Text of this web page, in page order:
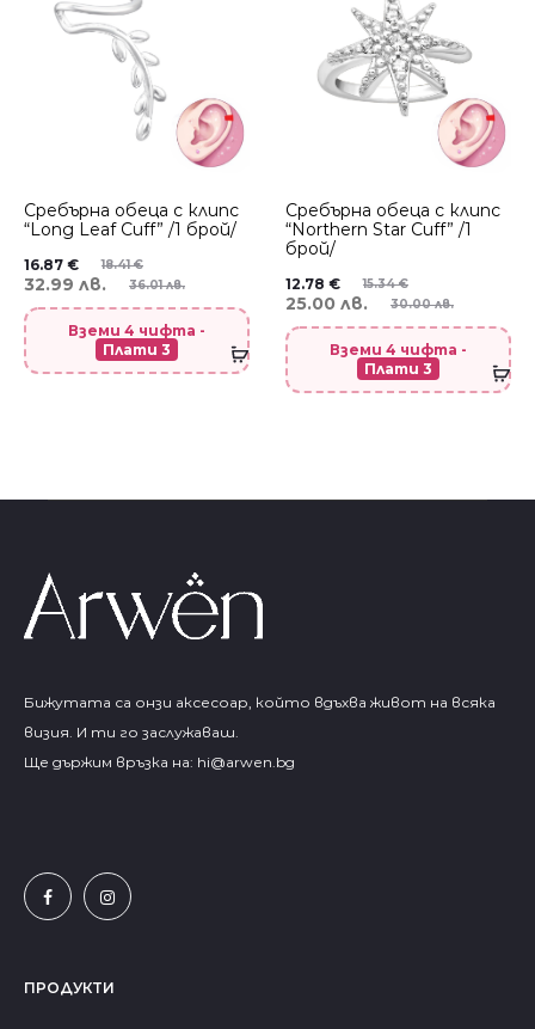
Сребърнa oбеца с клипс
“Long Leaf Cuff” /1 брой/
18.41€
16.87 €
36.01 лв.
32.99 лв.
Вземи 4 чифта -
Плати 3
Сребърнa oбеца с клипс
“Northern Star Cuff” /1
брой/
15.34€
12.78 €
30.00 лв.
25.00 лв.
Вземи 4 чифта -
Плати 3
Бижутата са онзи аксесоар, който вдъхва живот на всяка
визия. И ти го заслужаваш.
Ще държим връзка на: hi@arwen.bg
ПРОДУКТИ